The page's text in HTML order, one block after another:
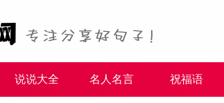
说说大全 名人名言 祝福语